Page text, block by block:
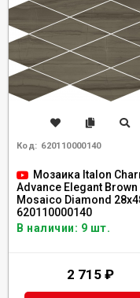
Код: 620110000140
Мозаика Italon
Advance Elegant Brown
Mosaico Diamond
620110000140
В наличии: 9 шт.
2 715 ₽